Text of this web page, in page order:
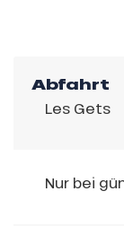
Abfahrt
Les Gets
Nur bei